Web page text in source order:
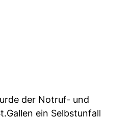
der Notruf- und
ein Selbstunfall